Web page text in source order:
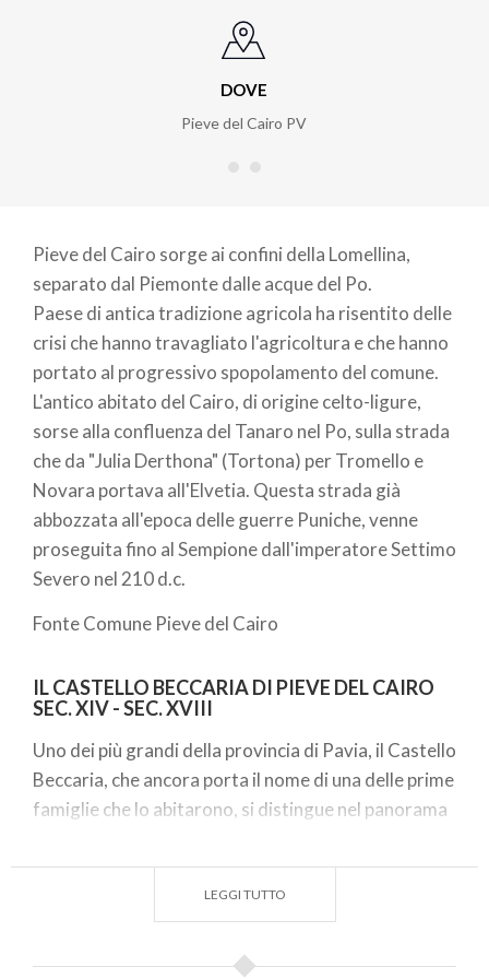
DOVE
Pieve del Cairo PV
Pieve del Cairo sorge ai confini della Lomellina,
separato dal Piemonte dalle acque del Po.
Paese di antica tradizione agricola ha risentito delle
crisi che hanno travagliato l'agricoltura e che hanno
portato al progressivo spopolamento del comune.
L'antico abitato del Cairo, di origine celto-ligure,
sorse alla confluenza del Tanaro nel Po, sulla strada
che da "Julia Derthona" (Tortona) per Tromello e
Novara portava all'Elvetia. Questa strada già
abbozzata all'epoca delle guerre Puniche, venne
proseguita fino al Sempione dall'imperatore Settimo
Severo nel 210 d.c.
Fonte Comune Pieve del Cairo
IL CASTELLO BECCARIA DI PIEVE DEL CAIRO
SEC. XIV - SEC. XVIII
Uno dei più grandi della provincia di Pavia, il Castello
Beccaria, che ancora porta il nome di una delle prime
famiglie che lo abitarono, si distingue nel panorama
di un esempio di grandissimo interesse storico
architettonico perché, nella sovrapposizione di
forme, dai resti originali del XII secolo alle
edificazioni viscontee, delle innovazioni barocche a
LEGGI TUTTO